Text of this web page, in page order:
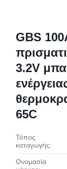
GBS
3.2V
65C
Τόπος
καταγωγής:
Ονομασία